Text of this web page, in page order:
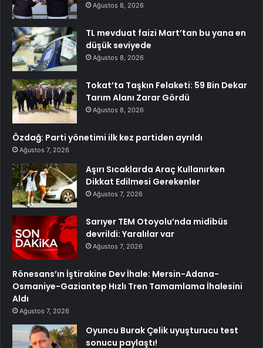
Ağustos 8, 2026
TL mevduat faizi Mart’tan bu yana en
düşük seviyede
Ağustos 8, 2026
Tokat’ta Taşkın Felaketi: 59 Bin Dekar
Tarım Alanı Zarar Gördü
Ağustos 8, 2026
Özdağ: Parti yönetimi ilk kez partiden ayrıldı
Ağustos 7, 2026
Aşırı Sıcaklarda Araç Kullanırken
Dikkat Edilmesi Gerekenler
Ağustos 7, 2026
Sarıyer TEM Otoyolu’nda midibüs
devrildi: Yaralılar var
Ağustos 7, 2026
Rönesans’ın İştirakine Dev İhale: Mersin-Adana-
Osmaniye-Gaziantep Hızlı Tren Tamamlama İhalesini
Aldı
Ağustos 7, 2026
Oyuncu Burak Çelik uyuşturucu test
sonucu paylaştı!